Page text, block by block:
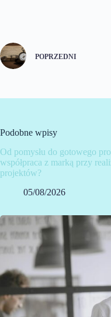
POPRZEDNI
Podobne wpisy
Od pomysłu do gotowego
współpraca z marką przy
projektów?
05/08/2026